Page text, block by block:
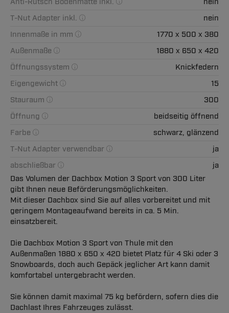
T-Nut Adapter inkl.
nein
Innenmaße in mm
1770 x 500 x 380
Außenmaße
1880 x 650 x 420
Öffnungssystem
Knickfedern
Eigengewicht
15
Stauraum
300
Öffnung
beidseitig öffnend
Farbe
schwarz, glänzend
T-Nut Adapter verwendbar
ja
abschließbar
ja
Das Volumen der Dachbox Motion 3 Sport von 300 Liter
gibt Ihnen neue Beförderungsmöglichkeiten.
Mit dieser Dachbox sind Sie auf alles vorbereitet und mit
geringem Montageaufwand bereits in ca. 5 Min.
einsatzbereit.
Die Dachbox Motion 3 Sport von Thule mit den
Außenmaßen 1880 x 650 x 420 bietet Platz für 4 Ski oder 3
Snowboards, doch auch Gepäck jeglicher Art kann damit
komfortabel untergebracht werden.
Sie können damit maximal 75 kg befördern, sofern dies die
Dachlast Ihres Fahrzeuges zulässt.